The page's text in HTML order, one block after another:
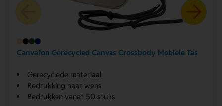
Canvafon Gerecycled Canvas Crossbody Mobiele Tas
Gerecyclede materiaal
Bedrukking naar wens
Bedrukken vanaf 50 stuks